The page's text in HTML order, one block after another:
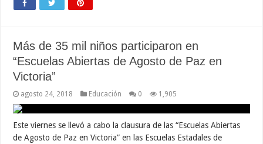
Más de 35 mil niños participaron en
“Escuelas Abiertas de Agosto de Paz en
Victoria”
agosto 24, 2018 Educación 0 1,905
Este viernes se llevó a cabo la clausura de las “Escuelas Abiertas
de Agosto de Paz en Victoria” en las Escuelas Estadales de